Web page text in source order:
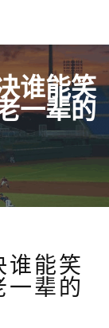
谁能笑
一辈的
谁能笑
一辈的